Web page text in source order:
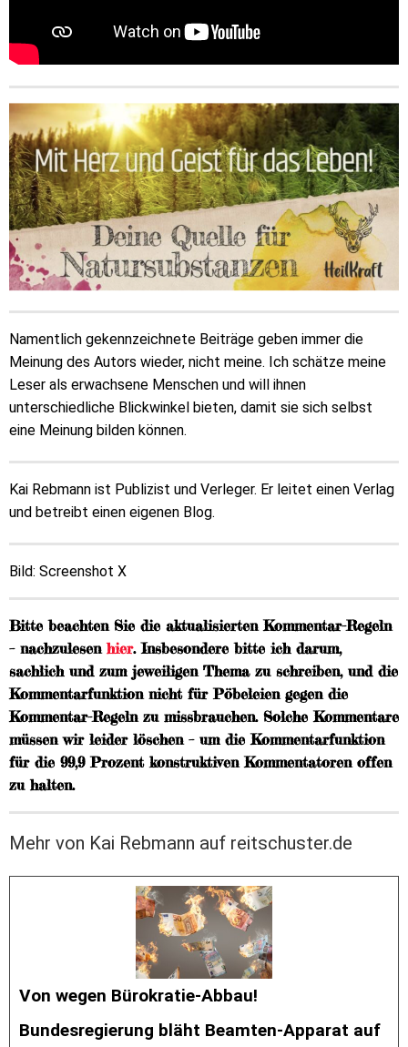
Namentlich gekennzeichnete Beiträge geben immer die
Meinung des Autors wieder, nicht meine. Ich schätze meine
Leser als erwachsene Menschen und will ihnen
unterschiedliche Blickwinkel bieten, damit sie sich selbst
eine Meinung bilden können.
Kai Rebmann ist Publizist und Verleger. Er leitet einen Verlag
und betreibt einen eigenen Blog.
Bild: Screenshot X
Bitte beachten Sie die aktualisierten Kommentar-Regeln
– nachzulesenhier. Insbesondere bitte ich darum,
sachlich und zum jeweiligen Thema zu schreiben, und die
Kommentarfunktion nicht für Pöbeleien gegen die
Kommentar-Regeln zu missbrauchen. Solche Kommentare
müssen wir leider löschen – um die Kommentarfunktion
für die 99,9 Prozent konstruktiven Kommentatoren offen
zu halten.
Mehr von Kai Rebmann auf reitschuster.de
Von wegen Bürokratie-Abbau!
Bundesregierung bläht Beamten-Apparat auf